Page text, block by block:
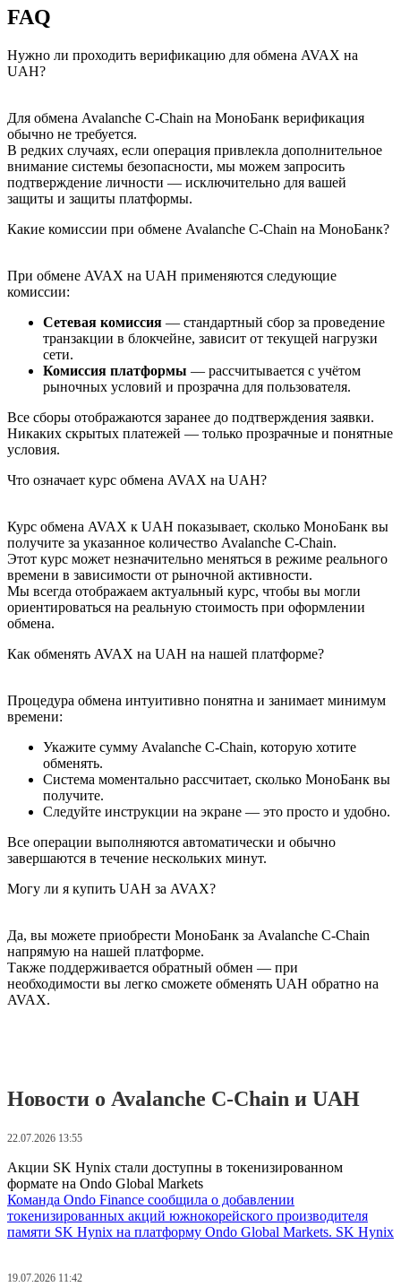
FAQ
Нужно ли проходить верификацию для обмена AVAX на
UAH?
Для обмена Avalanche C-Chain на МоноБанк верификация
обычно не требуется.
В редких случаях, если операция привлекла дополнительное
внимание системы безопасности, мы можем запросить
подтверждение личности — исключительно для вашей
защиты и защиты платформы.
Какие комиссии при обмене Avalanche C-Chain на МоноБанк?
При обмене AVAX на UAH применяются следующие
комиссии:
Сетевая комиссия — стандартный сбор за проведение
транзакции в блокчейне, зависит от текущей нагрузки
сети.
Комиссия платформы — рассчитывается с учётом
рыночных условий и прозрачна для пользователя.
Все сборы отображаются заранее до подтверждения заявки.
Никаких скрытых платежей — только прозрачные и понятные
условия.
Что означает курс обмена AVAX на UAH?
Курс обмена AVAX к UAH показывает, сколько МоноБанк вы
получите за указанное количество Avalanche C-Chain.
Этот курс может незначительно меняться в режиме реального
времени в зависимости от рыночной активности.
Мы всегда отображаем актуальный курс, чтобы вы могли
ориентироваться на реальную стоимость при оформлении
обмена.
Как обменять AVAX на UAH на нашей платформе?
Процедура обмена интуитивно понятна и занимает минимум
времени:
Укажите сумму Avalanche C-Chain, которую хотите
обменять.
Система моментально рассчитает, сколько МоноБанк вы
получите.
Следуйте инструкции на экране — это просто и удобно.
Все операции выполняются автоматически и обычно
завершаются в течение нескольких минут.
Могу ли я купить UAH за AVAX?
Да, вы можете приобрести МоноБанк за Avalanche C-Chain
напрямую на нашей платформе.
Также поддерживается обратный обмен — при
необходимости вы легко сможете обменять UAH обратно на
AVAX.
Новости о Avalanche C-Chain и UAH
22.07.2026 13:55
Акции SK Hynix стали доступны в токенизированном
формате на Ondo Global Markets
Команда Ondo Finance сообщила о добавлении
токенизированных акций южнокорейского производителя
памяти SK Hynix на платформу Ondo Global Markets. SK Hynix
19.07.2026 11:42